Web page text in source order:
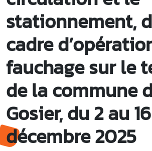
stationnement,
cadre
fauchage sur le
de la commune
Gosier, du 2 au 16
décembre 2025